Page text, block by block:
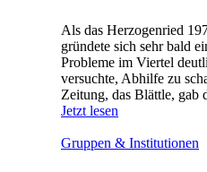
Als das Herzogenried
gründete sich sehr bald
Probleme im Viertel
versuchte, Abhilfe zu
Zeitung, das Blättle, gab
Jetzt lesen
Gruppen & Institutionen